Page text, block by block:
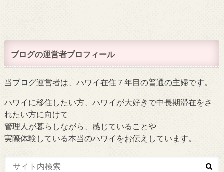
ブログの運営者プロフィール
当ブログ運営者は、ハワイ在住７年目の普通の主婦です。
ハワイに移住したい方、ハワイが大好きで中長期滞在をさ
れたい方に向けて
管理人が暮らしながら、感じていることや
実際体験している本当のハワイをお伝えしています。